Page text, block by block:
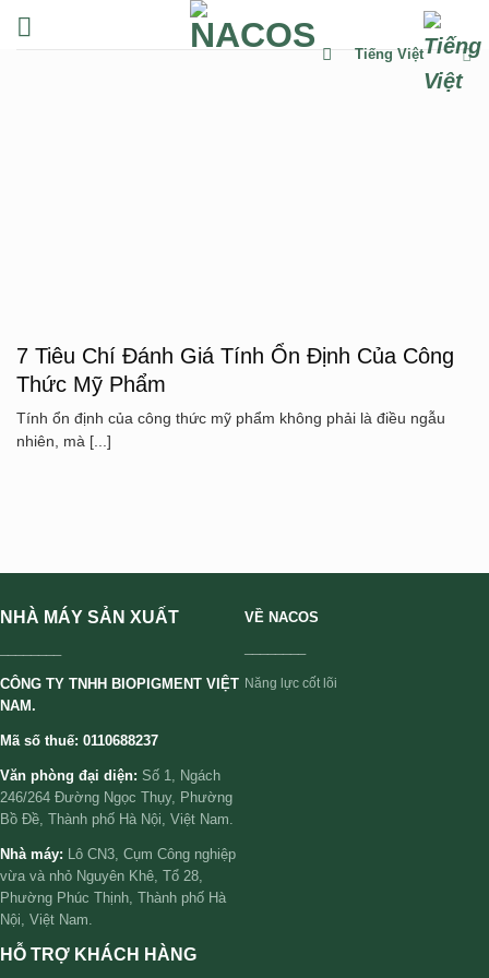
đến
Tiếng Việt
7 Tiêu Chí Đánh Giá Tính Ổn Định Của Công
Thức Mỹ Phẩm
Tính ổn định của công thức mỹ phẩm không phải là điều ngẫu
nhiên, mà [...]
NHÀ MÁY SẢN XUẤT
CÔNG TY TNHH BIOPIGMENT VIỆT
NAM.
Mã số thuế: 0110688237
Văn phòng đại diện: Số 1, Ngách
246/264 Đường Ngọc Thụy, Phường
Bồ Đề, Thành phố Hà Nội, Việt Nam.
Nhà máy: Lô CN3, Cụm Công nghiệp
vừa và nhỏ Nguyên Khê, Tổ 28,
Phường Phúc Thịnh, Thành phố Hà
Nội, Việt Nam.
VỀ NACOS
Năng lực cốt lõi
HỖ TRỢ KHÁCH HÀNG